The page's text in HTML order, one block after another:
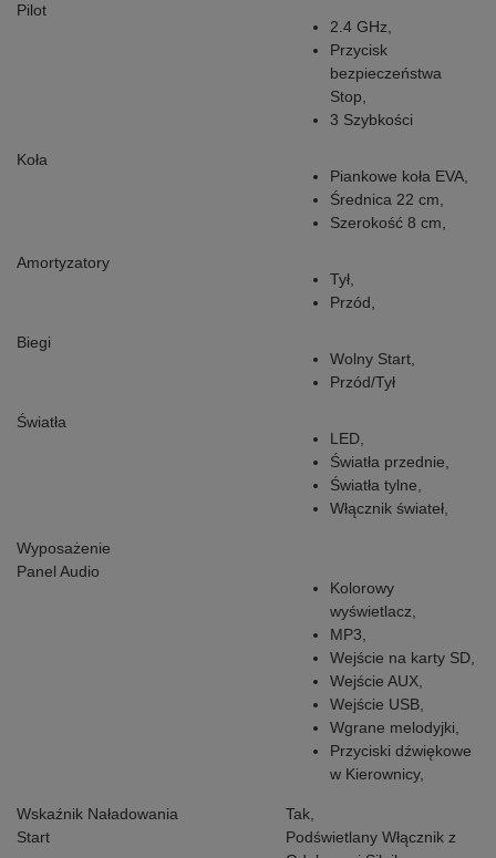
Pilot
2.4 GHz,
Przycisk
bezpieczeństwa
Stop,
3 Szybkości
Koła
Piankowe koła EVA,
Średnica 22 cm,
Szerokość 8 cm,
Amortyzatory
Tył,
Przód,
Biegi
Wolny Start,
Przód/Tył
Światła
LED,
Światła przednie,
Światła tylne,
Włącznik świateł,
Wyposażenie
Panel Audio
Kolorowy
wyświetlacz,
MP3,
Wejście na karty SD,
Wejście AUX,
Wejście USB,
Wgrane melodyjki,
Przyciski dźwiękowe
w Kierownicy,
Wskaźnik Naładowania
Tak,
Start
Podświetlany Włącznik z